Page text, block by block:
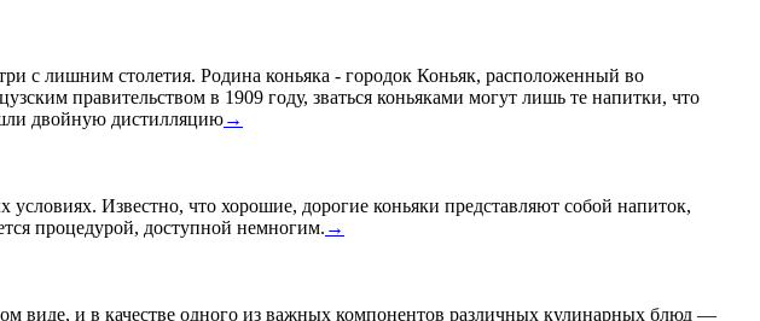
с лишним столетия. Родина коньяка - городок Коньяк, расположенный во
правительством в 1909 году, зваться коньяками могут лишь те напитки, что
двойную дистилляцию→
Известно, что хорошие, дорогие коньяки представляют собой напиток,
процедурой, доступной немногим. →
виде, и в качестве одного из важных компонентов различных кулинарных блюд —